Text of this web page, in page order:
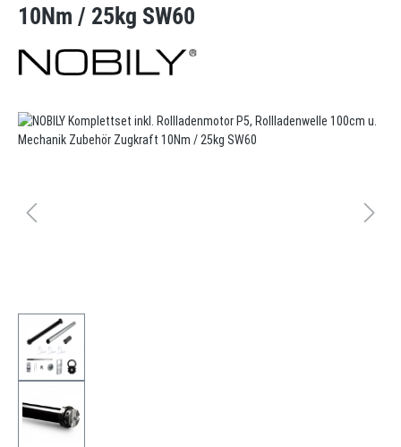
10Nm / 25kg SW60
Bildergalerie überspringen